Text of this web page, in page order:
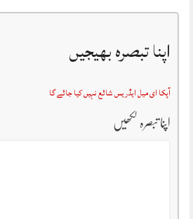
اپنا تبصرہ بھیجیں
آپکا ای میل ایڈریس شائع نہیں کیا جائے گا
اپنا تبصرہ لکھیں